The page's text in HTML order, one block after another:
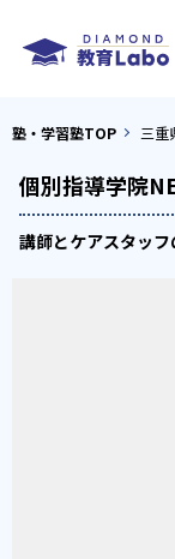
塾・学習塾TOP 三重
個別指導学院
講師とケアスタッ